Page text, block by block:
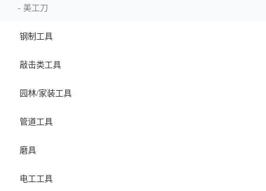
- 美工刀
钢制工具
敲击类工具
园林/家装工具
管道工具
磨具
电工工具